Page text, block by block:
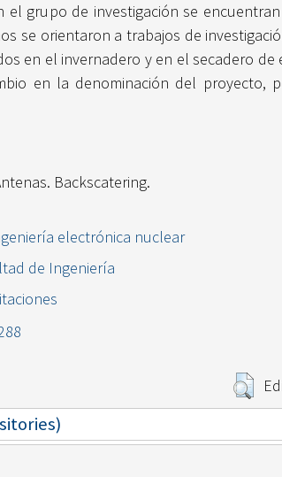
grupo de investigación se
se orientaron a trabajos de
en el invernadero y en el secadero
en la denominación del proyecto,
Backscatering.
electrónica nuclear
de Ingeniería